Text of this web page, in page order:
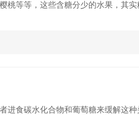
桃等等，这些含糖分少的水果，其
进食碳水化合物和葡萄糖来缓解这